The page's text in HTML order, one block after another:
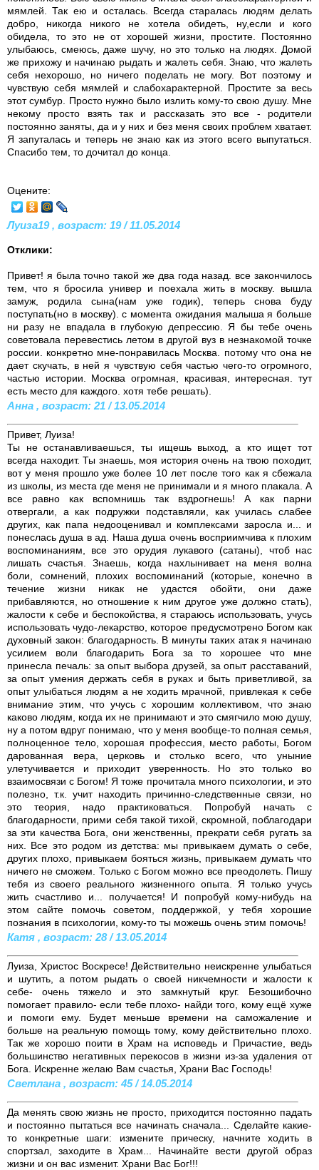
мямлей. Так ею и осталась. Всегда старалась людям делать
добро, никогда никого не хотела обидеть, ну,если и кого
обидела, то это не от хорошей жизни, простите. Постоянно
улыбаюсь, смеюсь, даже шучу, но это только на людях. Домой
же прихожу и начинаю рыдать и жалеть себя. Знаю, что жалеть
себя нехорошо, но ничего поделать не могу. Вот поэтому и
чувствую себя мямлей и слабохарактерной. Простите за весь
этот сумбур. Просто нужно было излить кому-то свою душу. Мне
некому просто взять так и рассказать это все - родители
постоянно заняты, да и у них и без меня своих проблем хватает.
Я запуталась и теперь не знаю как из этого всего выпутаться.
Спасибо тем, то дочитал до конца.
Оцените:
Луиза19 , возраст: 19 / 11.05.2014
Отклики:
Привет! я была точно такой же два года назад. все закончилось
тем, что я бросила универ и поехала жить в москву. вышла
замуж, родила сына(нам уже годик), теперь снова буду
поступать(но в москву). с момента ожидания малыша я больше
ни разу не впадала в глубокую депрессию. Я бы тебе очень
советовала перевестись летом в другой вуз в незнакомой точке
россии. конкретно мне-понравилась Москва. потому что она не
дает скучать, в ней я чувствую себя частью чего-то огромного,
частью истории. Москва огромная, красивая, интересная. тут
есть место для каждого. хотя тебе решать).
Анна , возраст: 21 / 13.05.2014
Привет, Луиза!
Ты не останавливаешься, ты ищешь выход, а кто ищет тот
всегда находит. Ты знаешь, моя история очень на твою походит,
вот у меня прошло уже более 10 лет после того как я сбежала
из школы, из места где меня не принимали и я много плакала. А
все равно как вспомнишь так вздрогнешь! А как парни
отвергали, а как подружки подставляли, как училась слабее
других, как папа недооценивал и комплексами заросла и... и
понеслась душа в ад. Наша душа очень восприимчива к плохим
воспоминаниям, все это орудия лукавого (сатаны), чтоб нас
лишать счастья. Знаешь, когда нахлынивает на меня волна
боли, сомнений, плохих воспоминаний (которые, конечно в
течение жизни никак не удастся обойти, они даже
прибавляются, но отношение к ним другое уже должно стать),
жалости к себе и беспокойства, я стараюсь использовать, учусь
использовать чудо-лекарство, которое предусмотрено Богом как
духовный закон: благодарность. В минуты таких атак я начинаю
усилием воли благодарить Бога за то хорошее что мне
принесла печаль: за опыт выбора друзей, за опыт расставаний,
за опыт умения держать себя в руках и быть приветливой, за
опыт улыбаться людям а не ходить мрачной, привлекая к себе
внимание этим, что учусь с хорошим коллективом, что знаю
каково людям, когда их не принимают и это смягчило мою душу,
ну а потом вдруг понимаю, что у меня вообще-то полная семья,
полноценное тело, хорошая профессия, место работы, Богом
дарованная вера, церковь и столько всего, что уныние
улетучивается и приходит уверенность. Но это только во
взаимосвязи с Богом! Я тоже прочитала много психологии, и это
полезно, т.к. учит находить причинно-следственные связи, но
это теория, надо практиковаться. Попробуй начать с
благодарности, прими себя такой тихой, скромной, поблагодари
за эти качества Бога, они женственны, прекрати себя ругать за
них. Все это родом из детства: мы привыкаем думать о себе,
других плохо, привыкаем бояться жизнь, привыкаем думать что
ничего не сможем. Только с Богом можно все преодолеть. Пишу
тебя из своего реального жизненного опыта. Я только учусь
жить счастливо и... получается! И попробуй кому-нибудь на
этом сайте помочь советом, поддержкой, у тебя хорошие
познания в психологии, кому-то ты можешь очень этим помочь!
Катя , возраст: 28 / 13.05.2014
Луиза, Христос Воскресе! Действительно неискренне улыбаться
и шутить, а потом рыдать о своей никчемности и жалости к
себе- очень тяжело и это замкнутый круг. Безошибочно
помогает правило- если тебе плохо- найди того, кому ещё хуже
и помоги ему. Будет меньше времени на саможаление и
больше на реальную помощь тому, кому действительно плохо.
Так же хорошо поити в Храм на исповедь и Причастие, ведь
большинство негативных перекосов в жизни из-за удаления от
Бога. Искренне желаю Вам счастья, Храни Вас Господь!
Светлана , возраст: 45 / 14.05.2014
Да менять свою жизнь не просто, приходится постоянно падать
и постоянно пытаться все начинать сначала... Сделайте какие-
то конкретные шаги: измените прическу, начните ходить в
спортзал, заходите в Храм... Начинайте вести другой образ
жизни и он вас изменит. Храни Вас Бог!!!